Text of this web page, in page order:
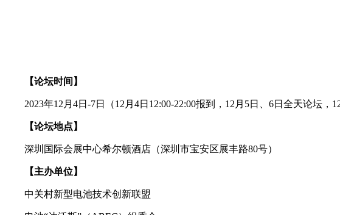
【论坛时间】
2023年12月4日-7日（12月4日12:00-22:00报到，12月5日、6日全天论坛，
【论坛地点】
深圳国际会展中心希尔顿酒店（深圳市宝安区展丰路80号）
【主办单位】
中关村新型电池技术创新联盟